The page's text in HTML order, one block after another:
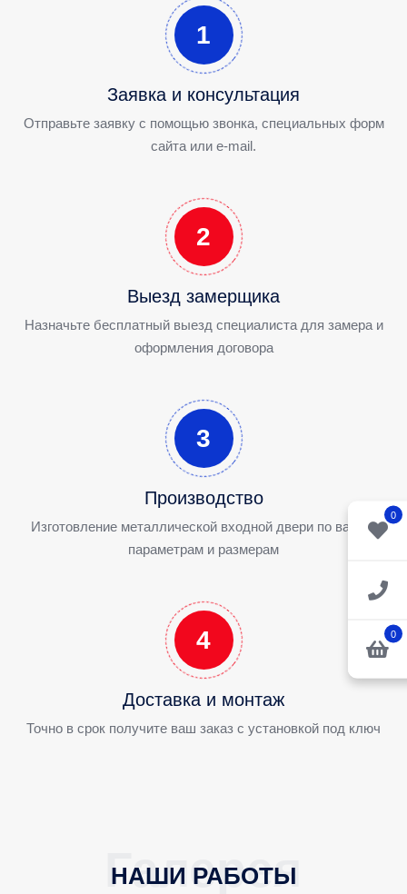
0
0
1
Заявка и консультация
Отправьте заявку с помощью звонка, специальных форм
сайта или e-mail.
2
Выезд замерщика
Назначьте бесплатный выезд специалиста для замера и
оформления договора
3
Производство
Изготовление металлической входной двери по вашим
параметрам и размерам
4
Доставка и монтаж
Точно в срок получите ваш заказ с установкой под ключ
НАШИ РАБОТЫ